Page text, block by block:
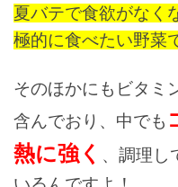
夏バテで食欲がなく
極的に食べたい野菜
そのほかにもビタミ
含んでおり、中でも
熱に強く 、調理し